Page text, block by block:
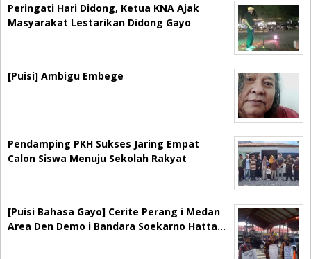
Peringati Hari Didong, Ketua KNA Ajak
Masyarakat Lestarikan Didong Gayo
[Puisi] Ambigu Embege
Pendamping PKH Sukses Jaring Empat
Calon Siswa Menuju Sekolah Rakyat
[Puisi Bahasa Gayo] Cerite Perang i Medan
Area Den Demo i Bandara Soekarno Hatta…